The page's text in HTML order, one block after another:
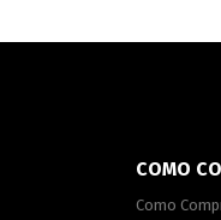
COMO
Como